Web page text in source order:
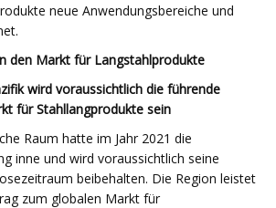
neue Anwendungsbereiche und
den Markt für Langstahlprodukte
wird voraussichtlich die führende
für Stahllangprodukte sein
Raum hatte im Jahr 2021 die
inne und wird voraussichtlich seine
beibehalten. Die Region leistet
zum globalen Markt für